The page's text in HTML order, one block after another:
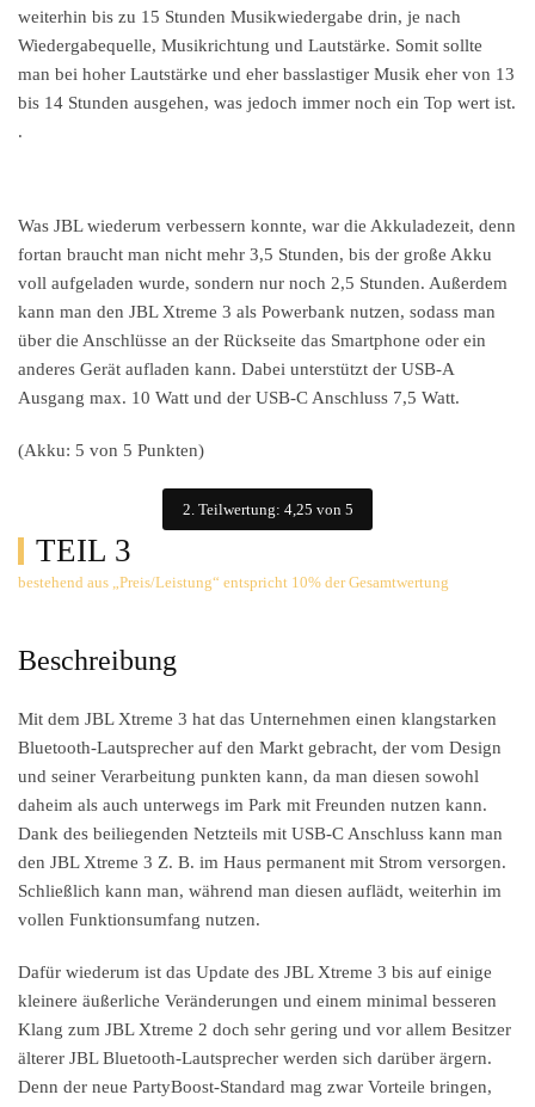
weiterhin bis zu 15 Stunden Musikwiedergabe drin, je nach
Wiedergabequelle, Musikrichtung und Lautstärke. Somit sollte
man bei hoher Lautstärke und eher basslastiger Musik eher von 13
bis 14 Stunden ausgehen, was jedoch immer noch ein Top wert ist.
.
Was JBL wiederum verbessern konnte, war die Akkuladezeit, denn
fortan braucht man nicht mehr 3,5 Stunden, bis der große Akku
voll aufgeladen wurde, sondern nur noch 2,5 Stunden. Außerdem
kann man den JBL Xtreme 3 als Powerbank nutzen, sodass man
über die Anschlüsse an der Rückseite das Smartphone oder ein
anderes Gerät aufladen kann. Dabei unterstützt der USB-A
Ausgang max. 10 Watt und der USB-C Anschluss 7,5 Watt.
(Akku: 5 von 5 Punkten)
2. Teilwertung: 4,25 von 5
TEIL 3
bestehend aus „Preis/Leistung“ entspricht 10% der Gesamtwertung
Beschreibung
Mit dem JBL Xtreme 3 hat das Unternehmen einen klangstarken
Bluetooth-Lautsprecher auf den Markt gebracht, der vom Design
und seiner Verarbeitung punkten kann, da man diesen sowohl
daheim als auch unterwegs im Park mit Freunden nutzen kann.
Dank des beiliegenden Netzteils mit USB-C Anschluss kann man
den JBL Xtreme 3 Z. B. im Haus permanent mit Strom versorgen.
Schließlich kann man, während man diesen auflädt, weiterhin im
vollen Funktionsumfang nutzen.
Dafür wiederum ist das Update des JBL Xtreme 3 bis auf einige
kleinere äußerliche Veränderungen und einem minimal besseren
Klang zum JBL Xtreme 2 doch sehr gering und vor allem Besitzer
älterer JBL Bluetooth-Lautsprecher werden sich darüber ärgern.
Denn der neue PartyBoost-Standard mag zwar Vorteile bringen,